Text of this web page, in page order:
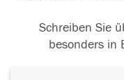
Schreiben Sie
besonders in